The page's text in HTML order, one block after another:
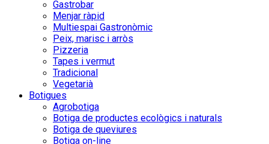
Gastrobar
Menjar ràpid
Multiespai Gastronòmic
Peix, marisc i arròs
Pizzeria
Tapes i vermut
Tradicional
Vegetarià
Botigues
Agrobotiga
Botiga de productes ecològics i naturals
Botiga de queviures
Botiga on-line